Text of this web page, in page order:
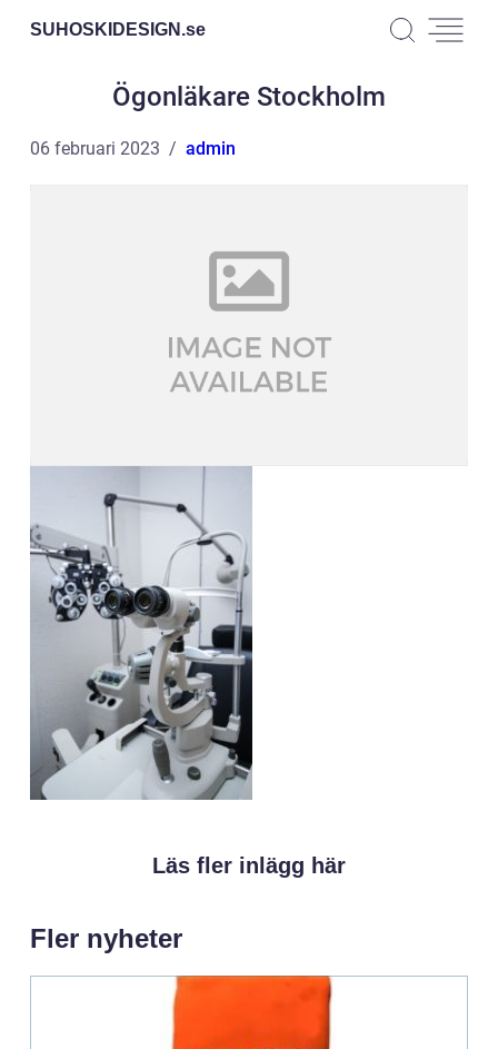
SUHOSKIDESIGN.se
Ögonläkare Stockholm
06 februari 2023 admin
Läs fler inlägg här
Fler nyheter